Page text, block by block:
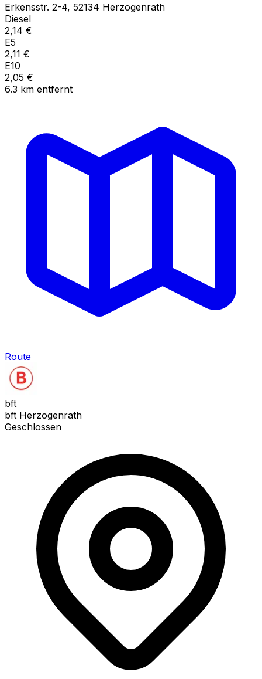
Erkensstr. 2-4, 52134 Herzogenrath
Diesel
2,14 €
E5
2,11 €
E10
2,05 €
6.3 km entfernt
Route
bft
bft Herzogenrath
Geschlossen